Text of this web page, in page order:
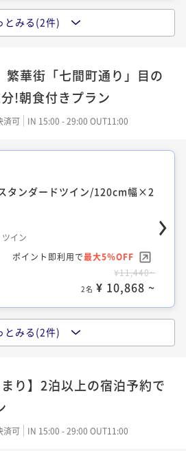
タンダードダブル/140cm幅×1
ダブル
ポイント即利用で
最大5％OFF
¥5,500~
デラックスツイン/120cm幅×2台
ベッド
ツイン
ポイント即利用で最大5％OFF
¥9,240~
2名 ¥ 8,778 ~
とみる(2件)
繁華街「七間町通り」目の
!朝食付きプラン
済可 IN 15:00 - 29:00 OUT11:00
スタンダードツイン/120cm幅×2
ツイン
ポイント即利用で最大5％OFF
¥11,440~
2名 ¥ 10,868 ~
タンダードダブル/140cm幅×1
ダブル
¥9,240~
とみる(2件)
まり】2泊以上の宿泊予約で
済可 IN 15:00 - 29:00 OUT11:00